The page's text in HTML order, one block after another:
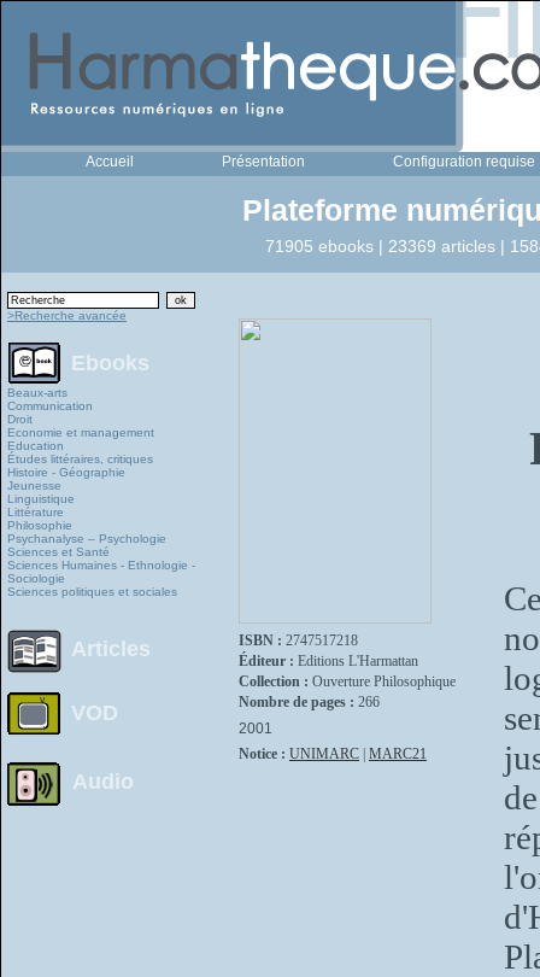
Accueil Présentation Configuration requise
Plateforme
71905 ebooks | 23369 articles |
>Recherche avancée
Ebooks
Beaux-arts
Communication
Droit
Economie et management
Education
Études littéraires, critiques
Histoire - Géographie
Jeunesse
Linguistique
Littérature
Philosophie
Psychanalyse – Psychologie
Sciences et Santé
Sciences Humaines - Ethnologie -
Sociologie
Sciences politiques et sociales
Articles
VOD
Audio
ISBN : 2747517218
Éditeur : Editions L'Harmattan
Collection : Ouverture Philosophique
Nombre de pages : 266
2001
Notice : UNIMARC MARC21